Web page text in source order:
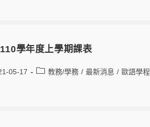
學年度上學期課表
05-17 教務/學務 / 最新消息 / 歐語學程